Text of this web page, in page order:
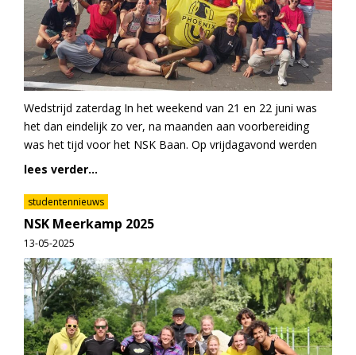
Wedstrijd zaterdag In het weekend van 21 en 22 juni was
het dan eindelijk zo ver, na maanden aan voorbereiding
was het tijd voor het NSK Baan. Op vrijdagavond werden
lees verder...
studentennieuws
NSK Meerkamp 2025
13-05-2025